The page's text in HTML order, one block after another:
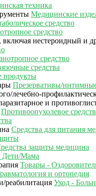
техника
Медицинские
средство
средство
средство
средства
Презервативы/
Противоопухолевое
Средства для питания
защиты медицина
Дети/Мама
Товары -
и ортопедия
Уход -